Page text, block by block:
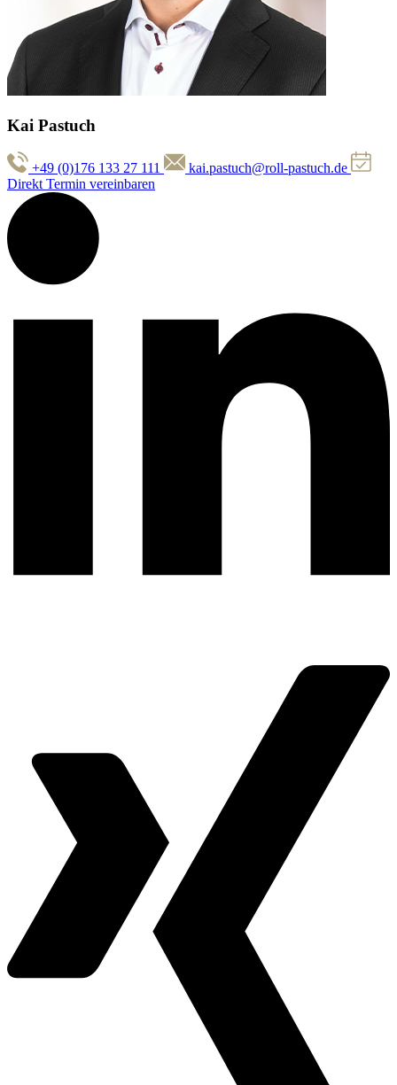
Kai Pastuch
+49 (0)176 133 27 111
kai.pastuch@roll-pastuch.de
Direkt Termin vereinbaren